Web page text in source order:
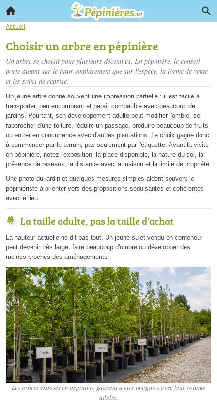
Accueil
Choisir un arbre en pépinière
Un arbre se choisit pour plusieurs décennies. En pépinière, le conseil
porte autant sur le futur emplacement que sur l'espèce, la forme de vente
et les soins de reprise.
Un jeune arbre donne souvent une impression partielle : il est facile à
transporter, peu encombrant et paraît compatible avec beaucoup de
jardins. Pourtant, son développement adulte peut modifier l'ombre, se
rapprocher d'une toiture, réduire un passage, produire beaucoup de fruits
ou entrer en concurrence avec d'autres plantations. Le choix gagne donc
à commencer par le terrain, pas seulement par l'étiquette. Avant la visite
en pépinière, notez l'exposition, la place disponible, la nature du sol, la
présence de réseaux, la distance avec la maison et la limite de propriété.
Une photo du jardin et quelques mesures simples aident souvent le
pépiniériste à orienter vers des propositions séduisantes et cohérentes
avec le lieu.
La taille adulte, pas la taille d'achat
La hauteur actuelle ne dit pas tout. Un jeune sujet vendu en conteneur
peut devenir très large, faire beaucoup d'ombre ou développer des
racines proches des aménagements.
Les arbres exposés en pépinière gagnent à être imaginés avec leur volume
adulte.